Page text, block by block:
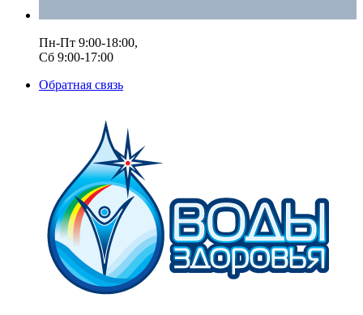
Пн-Пт 9:00-18:00,
Сб 9:00-17:00
Обратная связь